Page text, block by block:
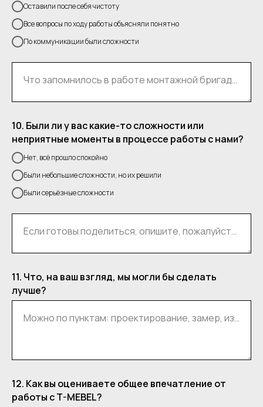
Оставили после себя чистоту
Все вопросы по ходу работы объясняли понятно
По коммуникации были сложности
Что запомнилось в работе монтажной бригады — хорошего или не очень?
10. Были ли у вас какие-то сложности или
неприятные моменты в процессе работы с нами?
Нет, всё прошло спокойно
Были небольшие сложности, но их решили
Были серьёзные сложности
Если готовы поделиться, опишите, пожалуйста, ситуацию. Нам важно видеть картину глазами клиента.
11. Что, на ваш взгляд, мы могли бы сделать
лучше?
Можно по пунктам: проектирование, замер, изготовление, монтаж, сервис
12. Как вы оцениваете общее впечатление от
работы с T-MEBEL?